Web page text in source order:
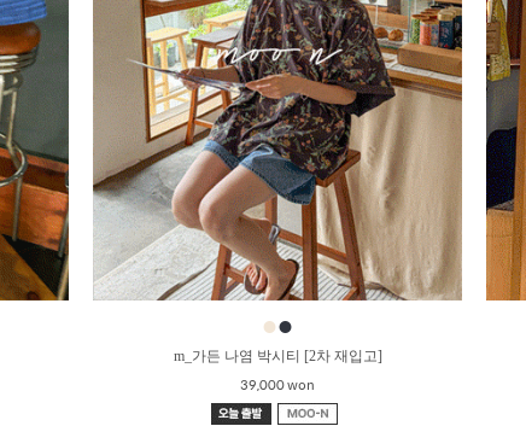
●●
m_가든 나염 박시티 [2차 재입고]
39,000 won